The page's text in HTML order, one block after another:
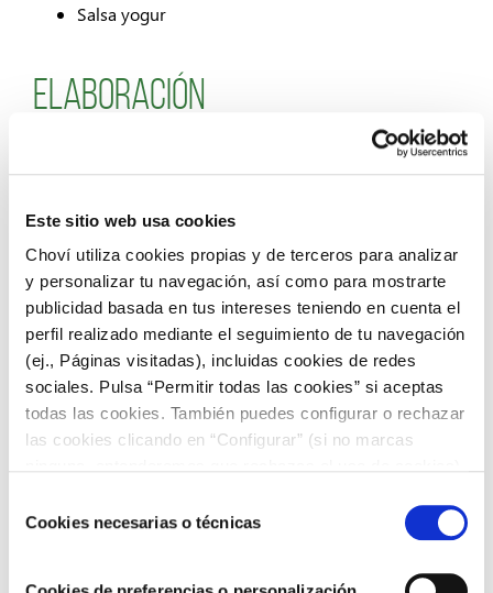
Este sitio web usa cookies
Choví utiliza cookies propias y de terceros para analizar
y personalizar tu navegación, así como para mostrarte
publicidad basada en tus intereses teniendo en cuenta el
perfil realizado mediante el seguimiento de tu navegación
(ej., Páginas visitadas), incluidas cookies de redes
sociales. Pulsa “Permitir todas las cookies” si aceptas
todas las cookies. También puedes configurar o rechazar
las cookies clicando en “Configurar” (si no marcas
COOKIES.
deCookies necesarias o técnicas
Salsa yogur
Elaboración
Para esta receta conviene cortar la fruta en trozos
menudos, así como el queso fresco en dados. Para el
fresca,sin conservantes, suave y cremosa, elaborada
con nata y yogur yun toque de hierbasque le viene
estupendo a esta receta tropical.
Receta de ensalada tropical:
manzana y pavo
Ingredientes